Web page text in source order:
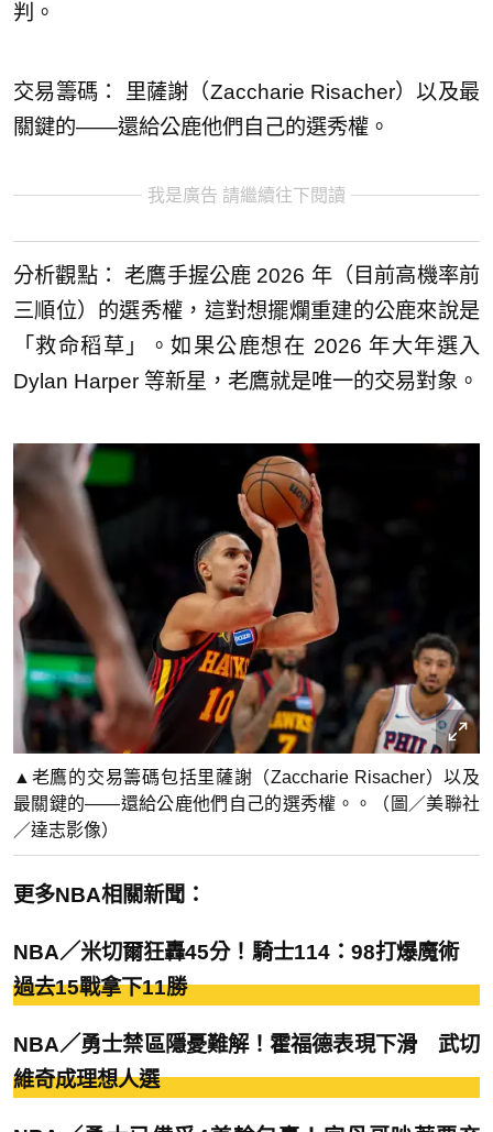
判。
交易籌碼： 里薩謝（Zaccharie Risacher）以及最
關鍵的——還給公鹿他們自己的選秀權。
我是廣告 請繼續往下閱讀
分析觀點： 老鷹手握公鹿 2026 年（目前高機率前
三順位）的選秀權，這對想擺爛重建的公鹿來說是
「救命稻草」。如果公鹿想在 2026 年大年選入
Dylan Harper 等新星，老鷹就是唯一的交易對象。
▲老鷹的交易籌碼包括里薩謝（Zaccharie Risacher）以及
最關鍵的——還給公鹿他們自己的選秀權。。（圖／美聯社
／達志影像）
更多NBA相關新聞：
NBA／米切爾狂轟45分！騎士114：98打爆魔術
過去15戰拿下11勝
NBA／勇士禁區隱憂難解！霍福德表現下滑 武切
維奇成理想人選